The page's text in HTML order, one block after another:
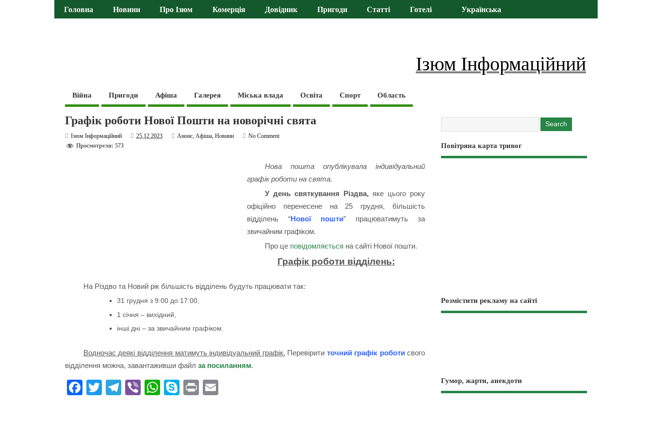
Головна Новини Про Ізюм Комерція Довідник Пригоди Статті Готелі Українська
Ізюм Інформаційний
Війна Пригоди Афіша Галерея Міська влада Освіта Спорт Область
Графік роботи Нової Пошти на новорічні свята
Ізюм Інформаційний 25.12.2023 Анонс,Афіша,Новини
No Comment
Просмотрели: 573
Нова пошта опублікувала індивідуальний
графік роботи на свята.
У день святкування Різдва, яке цього року
офіційно перенесене на 25 грудня, більшість
відділень “Нової пошти” працюватимуть за
звичайним графіком.
Про це повідомляється на сайті Нової пошти.
Графік роботи відділень:
На Різдво та Новий рік більшість відділень будуть працювати так:
31 грудня з 9:00 до 17:00,
1 січня – вихідний,
інші дні – за звичайним графіком.
Водночас деякі відділення матимуть індивідуальний графік. Перевірити точний графік роботисвого
відділення можна, завантаживши файлза посиланням.
Fa T
Te Vi
W
S
Pr
Повітряна карта тривог
Розмістити рекламу на сайті
Гумор, жарти, анекдоти